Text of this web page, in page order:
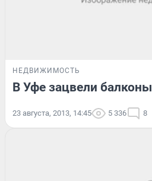
НЕДВИЖИМОСТЬ
В Уфе зацвели балконы
23 августа, 2013, 14:45 5 336 8